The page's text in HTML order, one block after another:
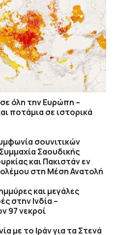
όλη την Ευρώπη –
ποτάμια σε ιστορικά
σουνιτικών
Σαουδικής
και Πακιστάν εν
στη Μέση Ανατολή
και μεγάλες
στην Ινδία –
97 νεκροί
με το Ιράν για τα Στενά